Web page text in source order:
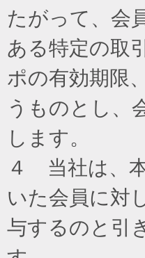
たがって、会
ある特定の取
ポの有効期限
うものとし、
します。
４ 当社は、
いた会員に対
与するのと引